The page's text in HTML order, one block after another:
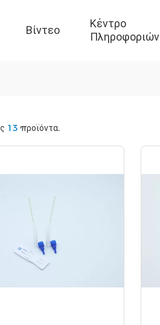
Βίντεο
Κέντρο
Πληροφοριών
13 προϊόντα.